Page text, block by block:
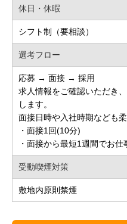
休日・休暇
シフト制（要相談）
選考フロー
応募 → 面接 → 採用
求人情報をご確認いただき
します。
面接日時や入社時期なども柔
・面接1回(10分)
・面接から最短1週間でお仕
受動喫煙対策
敷地内原則禁煙